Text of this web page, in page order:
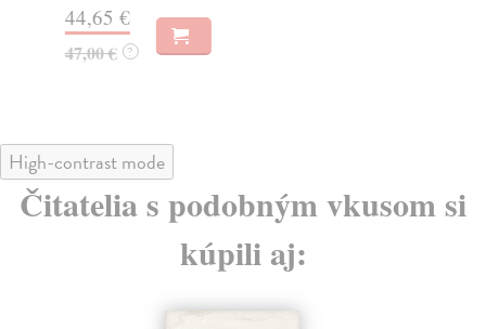
44,65 €
47,00 € ?
High-contrast mode
Čitatelia s podobným vkusom si
kúpili aj: